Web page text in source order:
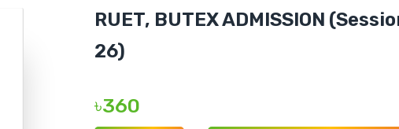
RUET, BUTEX ADMISSION
26)
৳360